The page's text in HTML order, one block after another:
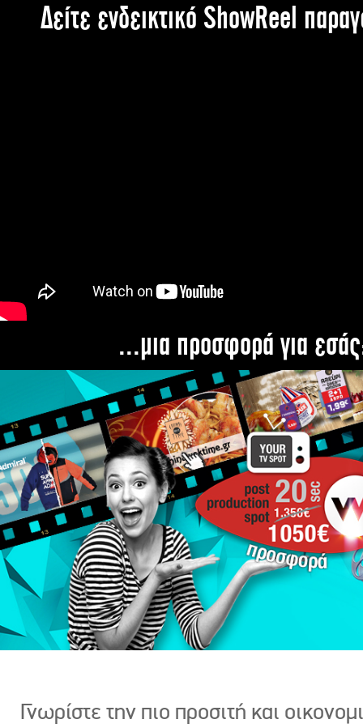
Δείτε ενδεικτικό ShowReel
...μια προσφορά για
Γνωρίστε την πιο προσιτή και